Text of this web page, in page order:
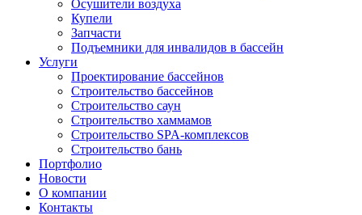
Осушители воздуха
Купели
Запчасти
Подъемники для инвалидов в бассейн
Услуги
Проектирование бассейнов
Строительство бассейнов
Строительство саун
Строительство хаммамов
Строительство SPA-комплексов
Строительство бань
Портфолио
Новости
O компании
Контакты